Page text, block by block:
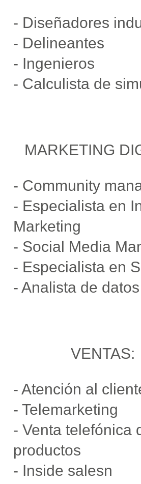
- Diseñadores
- Delineantes
- Ingenieros
- Calculista de
MARKETING
- Community
- Especialista en
Marketing
- Social Media
- Especialista en
- Analista de datos
VENTAS:
- Atención al
- Telemarketing
- Venta telefónica
productos
- Inside salesn